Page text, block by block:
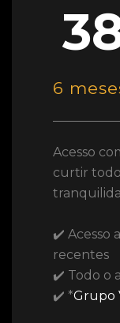
6
Acesso
curtir
✔️ Acesso
recentes
✔️ Todo o
✔️ *Grupo